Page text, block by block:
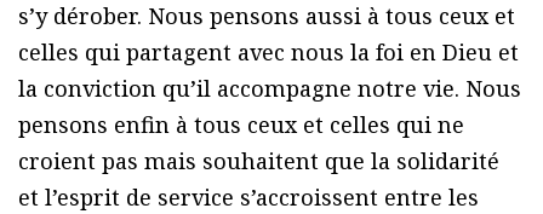
s’y dérober. Nous pensons aussi à tous ceux et
celles qui partagent avec nous la foi en Dieu et
la conviction qu’il accompagne notre vie. Nous
pensons enfin à tous ceux et celles qui ne
croient pas mais souhaitent que la solidarité
et l’esprit de service s’accroissent entre les